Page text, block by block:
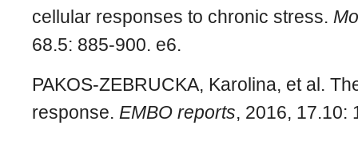
cellular responses to chronic stress.
68.5: 885-900. e6.
PAKOS‐ZEBRUCKA, Karolina, et al.
response. EMBO reports, 2016, 17.10: